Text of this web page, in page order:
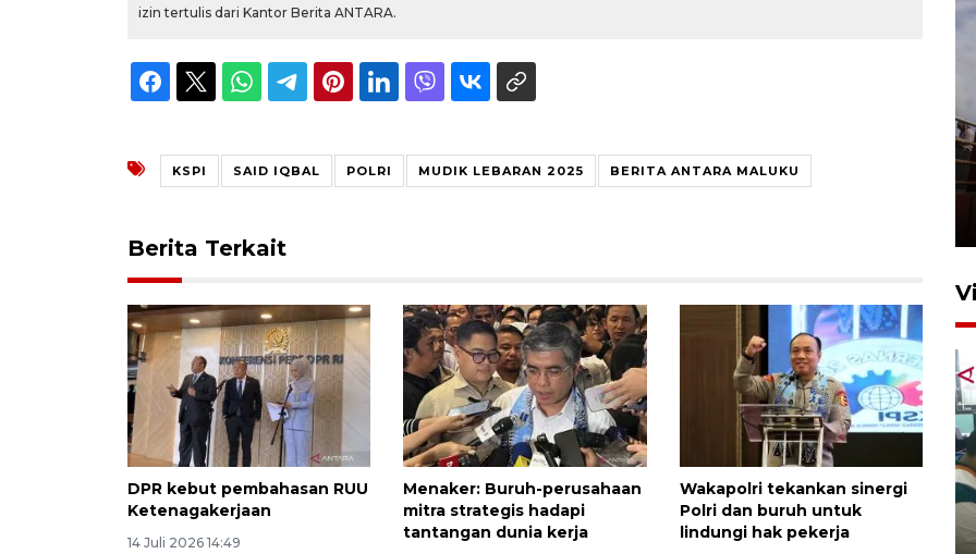
izin tertulis dari Kantor Berita ANTARA.
KSPI SAID IQBAL POLRI MUDIK LEBARAN 2025 BERITA ANTARA MALUKU
Berita Terkait
DPR kebut pembahasan RUU
Ketenagakerjaan
14 Juli 2026 14:49
Menaker: Buruh-perusahaan
mitra strategis hadapi
tantangan dunia kerja
Wakapolri tekankan sinergi
Polri dan buruh untuk
lindungi hak pekerja
Unjuk rasa protes penataan
Pasar Higienis
Ambon ajak semua pihak buka
ruang pada anak di lembaga
pembinaan